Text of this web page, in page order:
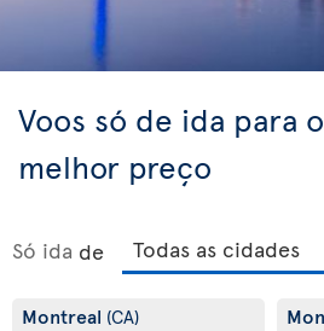
Voos só de ida para
melhor preço
Só ida de
Montreal (CA)